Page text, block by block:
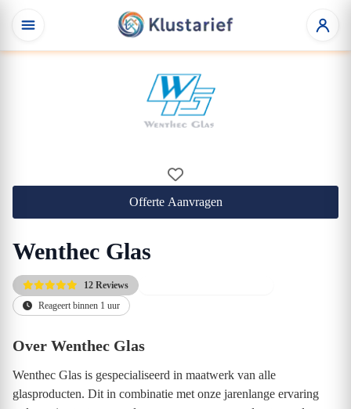
Offerte Aanvragen
Wenthec Glas
12 Reviews
Reageert binnen 1 uur
Over Wenthec Glas
Wenthec Glas is gespecialiseerd in maatwerk van alle
glasproducten. Dit in combinatie met onze jarenlange ervaring